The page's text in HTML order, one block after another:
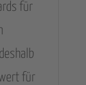
für
für